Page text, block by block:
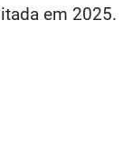
em 2025.